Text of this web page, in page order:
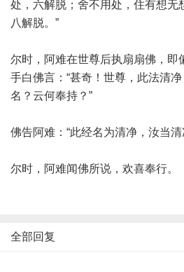
处，六解脱；舍不用处，住有想无
八解脱。”
尔时，阿难在世尊后执扇扇佛，即
手白佛言：“甚奇！世尊，此法清
名？云何奉持？”
佛告阿难：“此经名为清净，汝当清
尔时，阿难闻佛所说，欢喜奉行。
全部回复